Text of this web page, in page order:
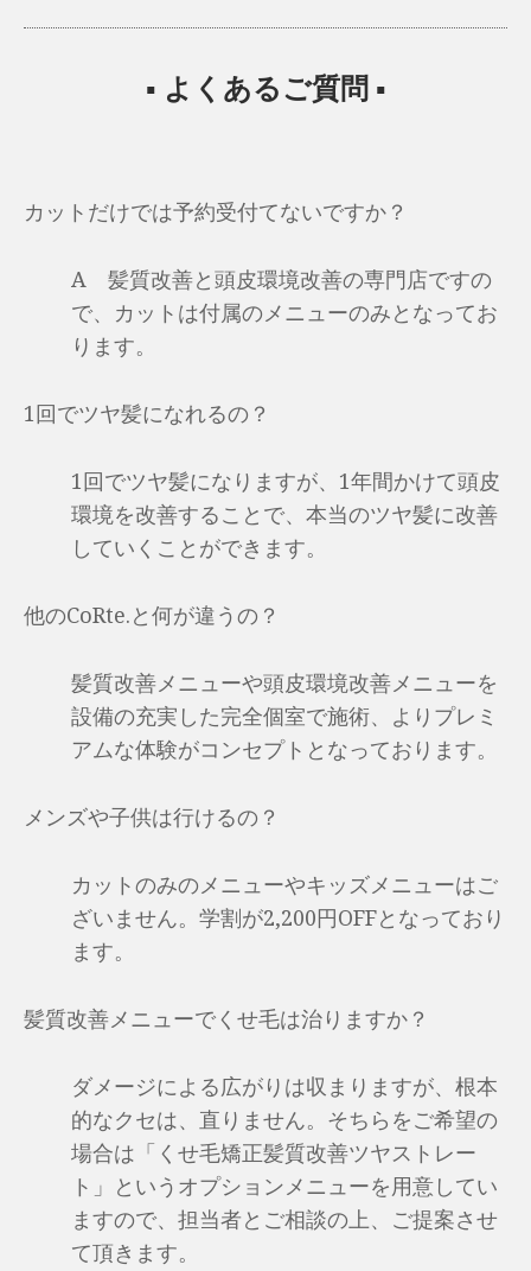
▪ よくあるご質問 ▪
カットだけでは予約受付てないですか？
A 髪質改善と頭皮環境改善の専門店ですの
で、カットは付属のメニューのみとなってお
ります。
1回でツヤ髪になれるの？
1回でツヤ髪になりますが、1年間かけて頭皮
環境を改善することで、本当のツヤ髪に改善
していくことができます。
他のCoRte.と何が違うの？
髪質改善メニューや頭皮環境改善メニューを
設備の充実した完全個室で施術、よりプレミ
アムな体験がコンセプトとなっております。
メンズや子供は行けるの？
カットのみのメニューやキッズメニューはご
ざいません。学割が2,200円OFFとなっており
ます。
髪質改善メニューでくせ毛は治りますか？
ダメージによる広がりは収まりますが、根本
的なクセは、直りません。そちらをご希望の
場合は「くせ毛矯正髪質改善ツヤストレー
ト」というオプションメニューを用意してい
ますので、担当者とご相談の上、ご提案させ
て頂きます。